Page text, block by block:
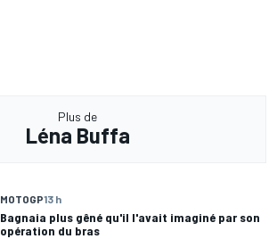
Plus de
Léna Buffa
MOTOGP13 h
Bagnaia plus gêné qu'il l'avait imaginé par son
opération du bras